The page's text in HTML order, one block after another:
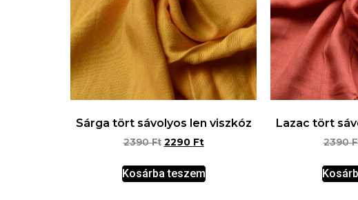
Sárga tört sávolyos len viszkóz
2390Ft 2290 Ft
Kosárba teszem
Lazac tört
2390